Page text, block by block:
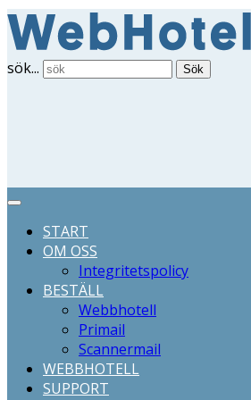
sök...
Sök
START
OM OSS
Integritetspolicy
BESTÄLL
Webbhotell
Primail
Scannermail
WEBBHOTELL
SUPPORT